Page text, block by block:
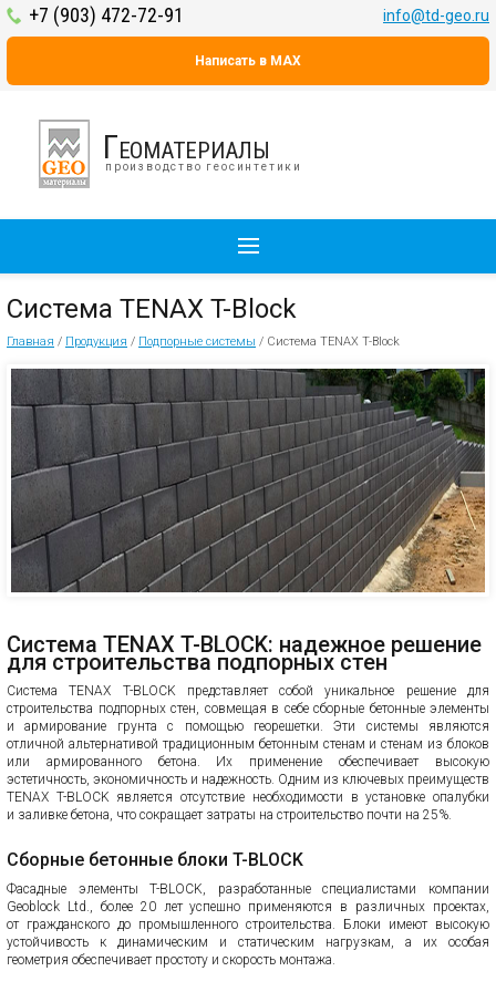
+7 (903) 472-72-91 info@td-geo.ru
Написать в MAX
Геоматериалы
производство геосинтетики
Система TENAX T-Block
Главная / Продукция / Подпорные системы / Система TENAX T-Block
Система TENAX T-BLOCK: надежное решение
для строительства подпорных стен
Система TENAX T-BLOCK представляет собой уникальное решение для
строительства подпорных стен, совмещая в себе сборные бетонные элементы
и армирование грунта с помощью георешетки. Эти системы являются
отличной альтернативой традиционным бетонным стенам и стенам из блоков
или армированного бетона. Их применение обеспечивает высокую
эстетичность, экономичность и надежность. Одним из ключевых преимуществ
TENAX T-BLOCK является отсутствие необходимости в установке опалубки
и заливке бетона, что сокращает затраты на строительство почти на 25%.
Сборные бетонные блоки T-BLOCK
Фасадные элементы T-BLOCK, разработанные специалистами компании
Geoblock Ltd., более 20 лет успешно применяются в различных проектах,
от гражданского до промышленного строительства. Блоки имеют высокую
устойчивость к динамическим и статическим нагрузкам, а их особая
геометрия обеспечивает простоту и скорость монтажа.